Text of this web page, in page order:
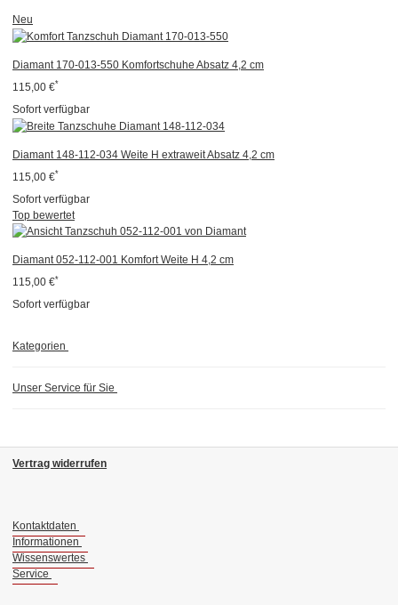
Neu
Diamant 170-013-550 Komfortschuhe Absatz 4,2 cm
115,00 €*
Sofort verfügbar
Diamant 148-112-034 Weite H extraweit Absatz 4,2 cm
115,00 €*
Sofort verfügbar
Top bewertet
Diamant 052-112-001 Komfort Weite H 4,2 cm
115,00 €*
Sofort verfügbar
Kategorien
Unser Service für Sie
Vertrag widerrufen
Kontaktdaten
Informationen
Wissenswertes
Service